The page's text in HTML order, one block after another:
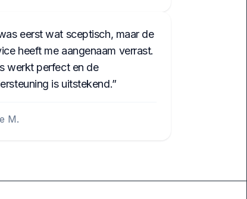
eerst wat sceptisch, maar de
heeft me aangenaam verrast.
werkt perfect en de
is uitstekend.
M.